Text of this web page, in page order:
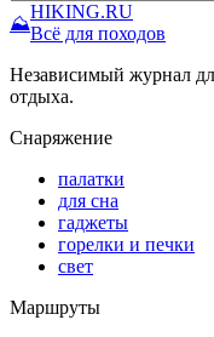
⛰
HIKING.RU
Всё для походов
Независимый журнал
отдыха.
Снаряжение
палатки
для сна
гаджеты
горелки и печки
свет
Маршруты